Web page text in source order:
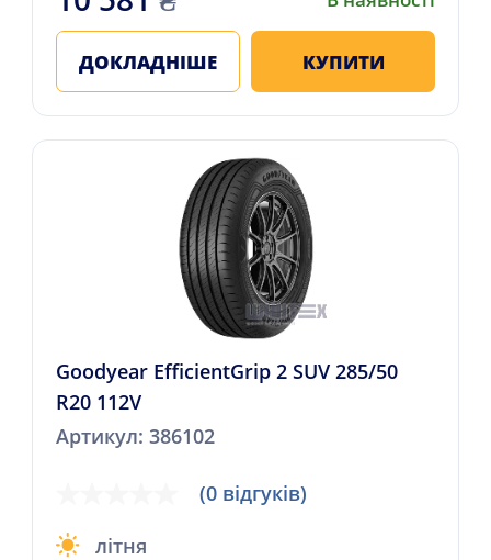
ДОКЛАДНІШЕ КУПИТИ
Goodyear EfficientGrip 2 SUV 285/50
R20 112V
Артикул: 386102
(0 відгуків)
літня